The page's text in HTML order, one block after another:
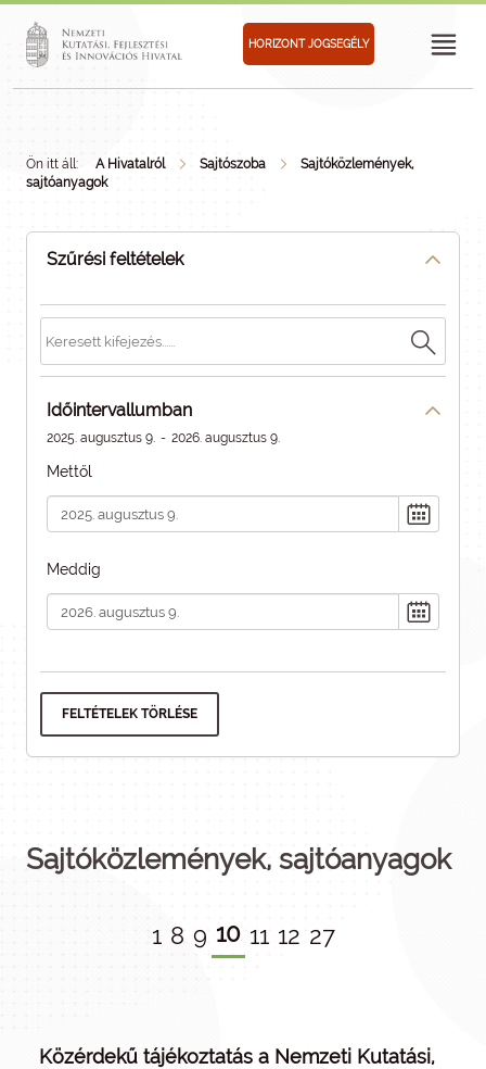
HORIZONT JOGSEGÉLY
Ön itt áll: A Hivatalról Sajtószoba
Sajtóközlemények,
sajtóanyagok
Szűrési feltételek
Időintervallumban
2025. augusztus 9. - 2026. augusztus 9.
Mettől
Meddig
FELTÉTELEK TÖRLÉSE
Sajtóközlemények, sajtóanyagok
1 8 9 10 11 12 27
Közérdekű tájékoztatás a Nemzeti Kutatási,